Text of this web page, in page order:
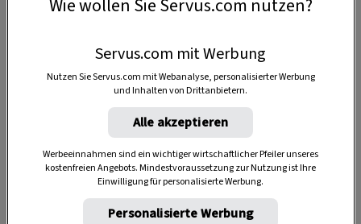
Anzeige
Wie wollen Sie Servus.com nutzen?
Servus.com mit Werbung
Nutzen Sie Servus.com mit Webanalyse, personalisierter Werbung
und Inhalten von Drittanbietern.
Alle akzeptieren
Werbeeinnahmen sind ein wichtiger wirtschaftlicher Pfeiler unseres
kostenfreien Angebots. Mindestvoraussetzung zur Nutzung ist Ihre
Einwilligung für personalisierte Werbung.
Personalisierte Werbung